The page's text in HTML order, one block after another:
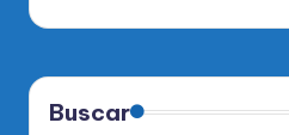
Buscar